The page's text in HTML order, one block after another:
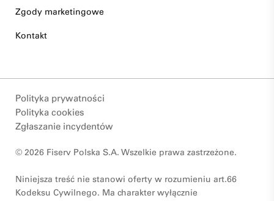
Zgody marketingowe
Kontakt
Polityka prywatności
Polityka cookies
Zgłaszanie incydentów
© 2026 Fiserv Polska S.A. Wszelkie prawa zastrzeżone.
Niniejsza treść nie stanowi oferty w rozumieniu art.66
Kodeksu Cywilnego. Ma charakter wyłącznie